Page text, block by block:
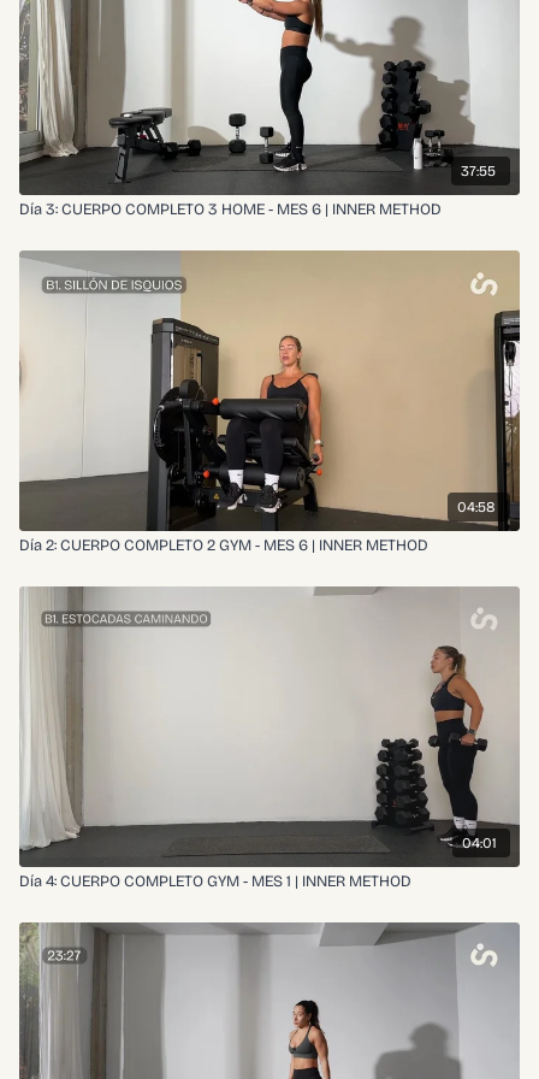
👇🏼Comentá cuando lo hagas
37:55
Día 3: CUERPO COMPLETO 3 HOME - MES 6 | INNER METHOD
04:58
Día 2: CUERPO COMPLETO 2 GYM - MES 6 | INNER METHOD
04:01
Día 4: CUERPO COMPLETO GYM - MES 1 | INNER METHOD